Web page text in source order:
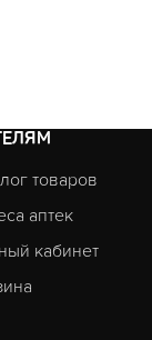
товаров
аптек
кабинет